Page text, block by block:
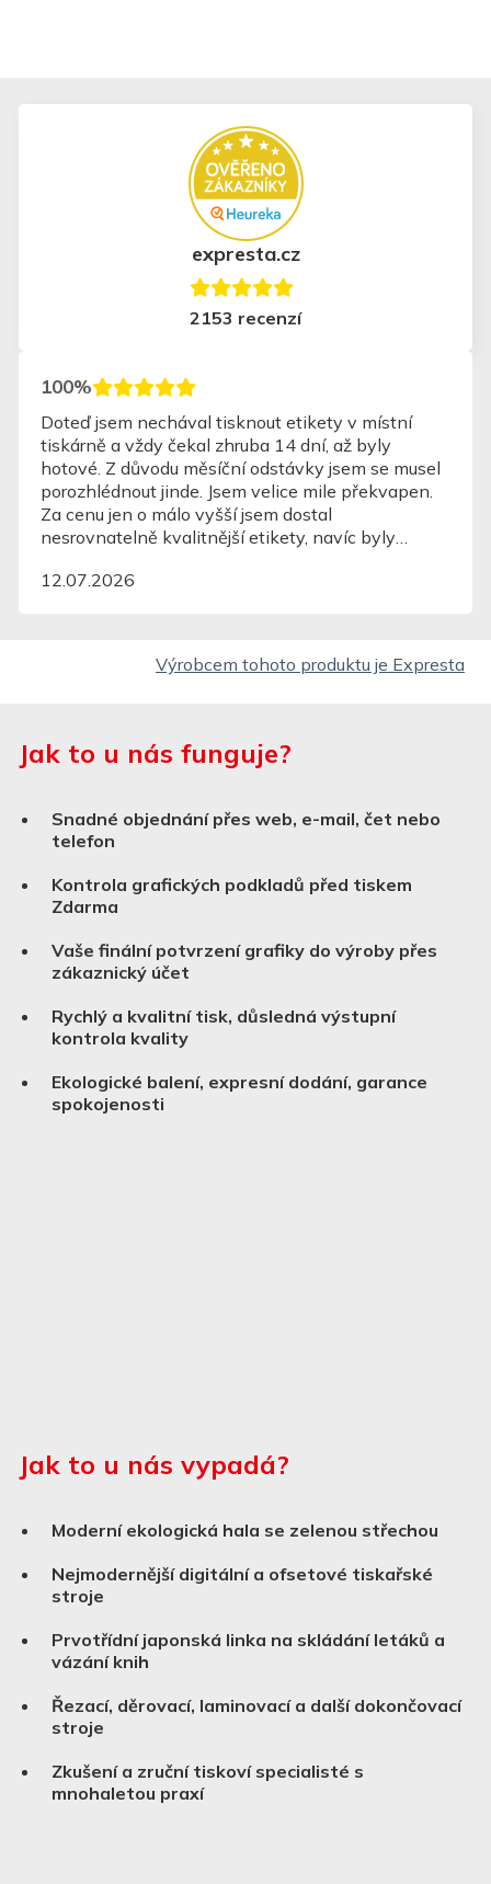
expresta.cz
2153 recenzí
100%
rychlé, jednoduché
14.07.2026
Výrobcem tohoto produktu je Expresta
Jak to u nás funguje?
Snadné objednání přes web, e-mail, čet nebo
telefon
Kontrola grafických podkladů před tiskem
Zdarma
Vaše finální potvrzení grafiky do výroby přes
zákaznický účet
Rychlý a kvalitní tisk, důsledná výstupní
kontrola kvality
Ekologické balení, expresní dodání, garance
spokojenosti
Jak to u nás vypadá?
Moderní ekologická hala se zelenou střechou
Nejmodernější digitální a ofsetové tiskařské
stroje
Prvotřídní japonská linka na skládání letáků a
vázání knih
Řezací, děrovací, laminovací a další dokončovací
stroje
Zkušení a zruční tiskoví specialisté s
mnohaletou praxí